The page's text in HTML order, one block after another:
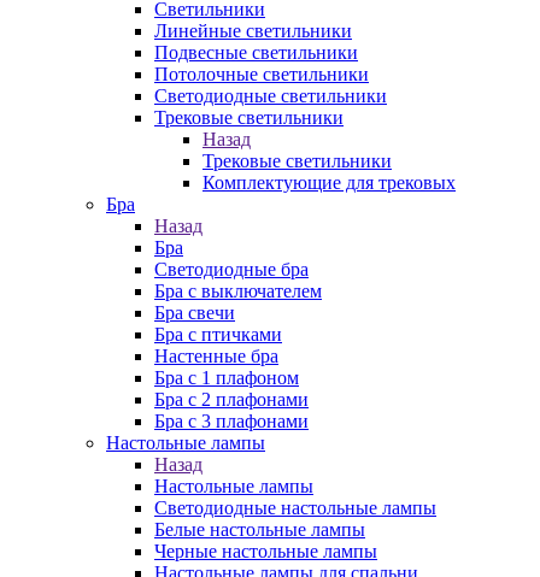
Светильники
Линейные светильники
Подвесные светильники
Потолочные светильники
Светодиодные светильники
Трековые светильники
Назад
Трековые светильники
Комплектующие для трековых
Бра
Назад
Бра
Светодиодные бра
Бра с выключателем
Бра свечи
Бра с птичками
Настенные бра
Бра с 1 плафоном
Бра с 2 плафонами
Бра с 3 плафонами
Настольные лампы
Назад
Настольные лампы
Светодиодные настольные лампы
Белые настольные лампы
Черные настольные лампы
Настольные лампы для спальни